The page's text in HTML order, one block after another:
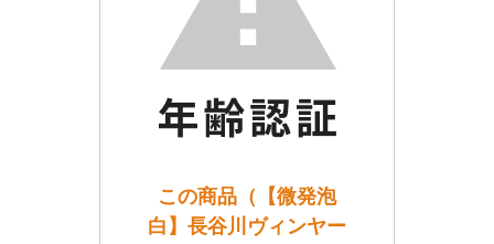
この商品（【微発泡
白】長谷川ヴィンヤー